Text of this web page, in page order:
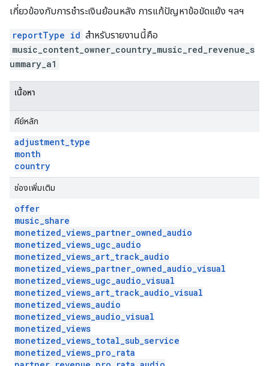
เกี่ยวข้องกับการชำระเงินย้อนหลัง การแก้ปัญหาข้อขัดแย้ง ฯลฯ
reportType id สำหรับรายงานนี้คือ
music_content_owner_country_music_red_revenue_s
ummary_a1
เนื้อหา
คีย์หลัก
adjustment_type
month
country
ช่องเพิ่มเติม
offer
music_share
monetized_views_partner_owned_audio
monetized_views_ugc_audio
monetized_views_art_track_audio
monetized_views_partner_owned_audio_visual
monetized_views_ugc_audio_visual
monetized_views_art_track_audio_visual
monetized_views_audio
monetized_views_audio_visual
monetized_views
monetized_views_total_sub_service
monetized_views_pro_rata